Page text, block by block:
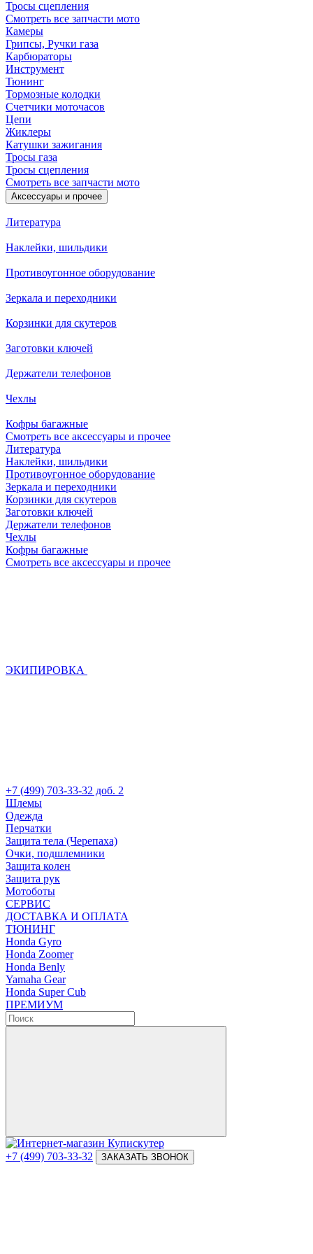
Тросы сцепления
Смотреть все запчасти мото
Камеры
Грипсы, Ручки газа
Карбюраторы
Инструмент
Тюнинг
Тормозные колодки
Счетчики моточасов
Цепи
Жиклеры
Катушки зажигания
Тросы газа
Тросы сцепления
Смотреть все запчасти мото
Аксессуары и прочее
Литература
Наклейки, шильдики
Противоугонное оборудование
Зеркала и переходники
Корзинки для скутеров
Заготовки ключей
Держатели телефонов
Чехлы
Кофры багажные
Смотреть все аксессуары и прочее
Литература
Наклейки, шильдики
Противоугонное оборудование
Зеркала и переходники
Корзинки для скутеров
Заготовки ключей
Держатели телефонов
Чехлы
Кофры багажные
Смотреть все аксессуары и прочее
ЭКИПИРОВКА
+7 (499) 703-33-32 доб. 2
Шлемы
Одежда
Перчатки
Защита тела (Черепаха)
Очки, подшлемники
Защита колен
Защита рук
Мотоботы
СЕРВИС
ДОСТАВКА И ОПЛАТА
ТЮНИНГ
Honda Gyro
Honda Zoomer
Honda Benly
Yamaha Gear
Honda Super Cub
ПРЕМИУМ
+7 (499) 703-33-32 ЗАКАЗАТЬ ЗВОНОК